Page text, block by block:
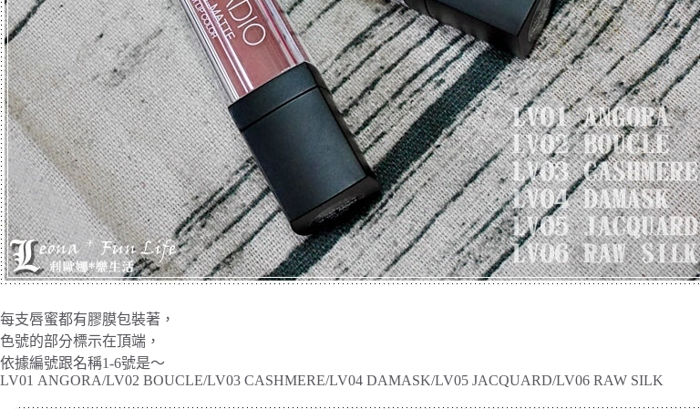
每支唇蜜都有膠膜包裝著，
色號的部分標示在頂端，
依據編號跟名稱1-6號是～
LV01 ANGORA/LV02 BOUCLE/LV03 CASHMERE/LV04 DAMASK/LV05 JACQUARD/LV06 RAW SILK